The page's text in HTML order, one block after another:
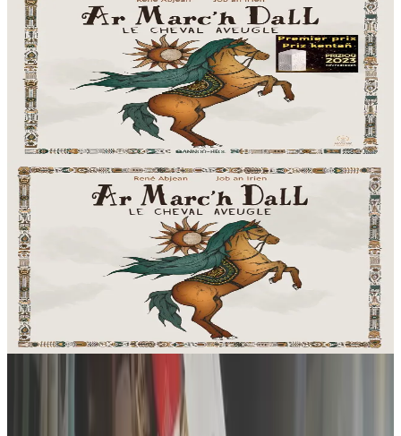
Ar Marc'h Dall - Livre-CD
Près de cent chanteurs et instrumentistes de Bretagne, de Corse et
l’Orchestre Symphonique de Bulgarie nous font partager un
merveilleux moment musical grâce à...
En stock
Voir
Acheter
2 ans et plus
Bannoù-heol
Ar Marc'h Dall - CD
Près de cent chanteurs et instrumentistes de Bretagne, de Corse et
l’Orchestre Symphonique de Bulgarie nous font partager un
merveilleux moment musical grâce à...
En stock
Voir
Acheter